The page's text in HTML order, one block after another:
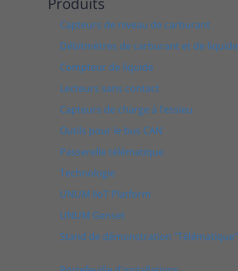
Capteurs de niveau de carburant
Débitmètres de carburant et de liquide
Compteur de liquide
Lecteurs sans contact
Capteurs de charge à l’essieu
Outils pour le bus CAN
Passerelle télématique
Technologie
UNUM IIoT Platform
UNUM Genset
Stand de démonstration "Télématique"